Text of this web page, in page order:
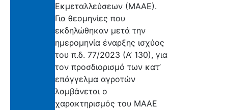
Εκμεταλλεύσεων (ΜΑΑΕ).
Για θεομηνίες που
εκδηλώθηκαν μετά την
ημερομηνία έναρξης ισχύος
του π.δ. 77/2023 (Α’ 130), για
τον προσδιορισμό των κατ’
επάγγελμα αγροτών
λαμβάνεται ο
χαρακτηρισμός του ΜΑΑΕ